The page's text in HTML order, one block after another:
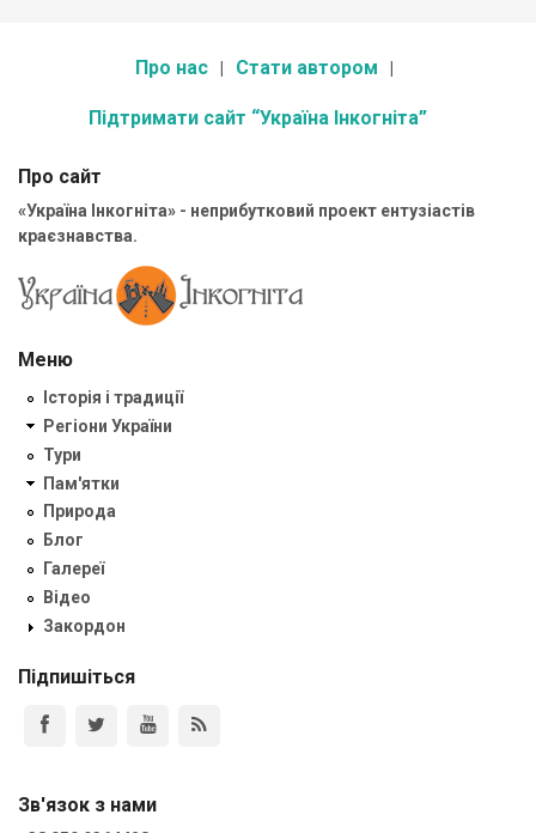
Про нас Стати автором
Підтримати сайт “Україна Інкогніта”
Про сайт
«Україна Інкогніта» - неприбутковий проект ентузіастів
краєзнавства.
Меню
Історія і традиції
Регіони України
Тури
Пам'ятки
Природа
Блог
Галереї
Відео
Закордон
Підпишіться
Зв'язок з нами